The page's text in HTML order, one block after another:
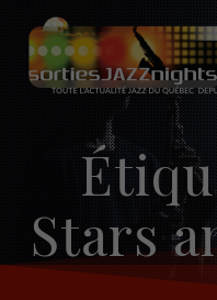
Stars